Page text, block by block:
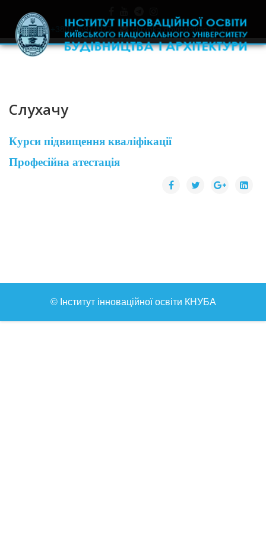
+380445971977 skrynka.doviry@iino.in.ua
Слухачу
Курси підвищення кваліфікації
Професійна атестація
© Інститут інноваційної освіти КНУБА